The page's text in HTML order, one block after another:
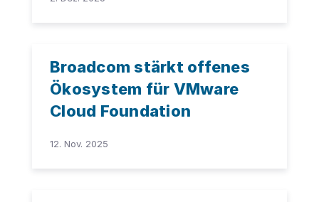
Broadcom stärkt offenes
Ökosystem für VMware
Cloud Foundation
12. Nov. 2025